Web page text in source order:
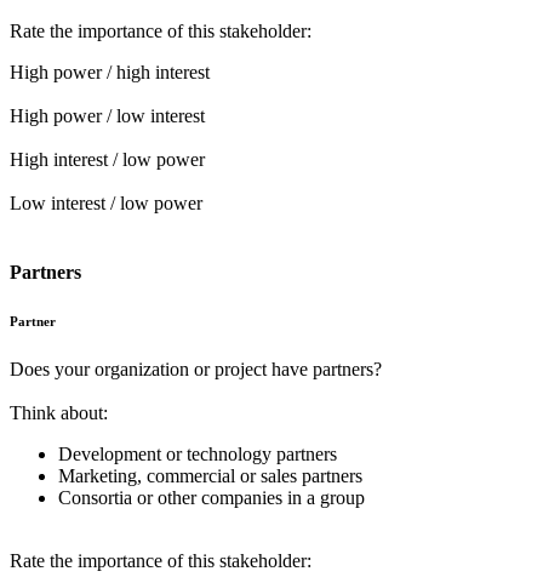
Rate the importance of this stakeholder:
High power / high interest
High power / low interest
High interest / low power
Low interest / low power
Partners
Partner
Does your organization or project have partners?
Think about:
Development or technology partners
Marketing, commercial or sales partners
Consortia or other companies in a group
Rate the importance of this stakeholder: